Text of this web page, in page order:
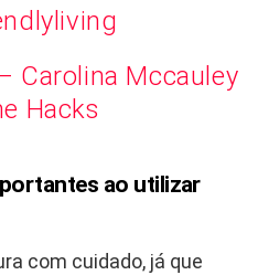
Carolina Mccauley
Hacks
ao utilizar
com cuidado, já que